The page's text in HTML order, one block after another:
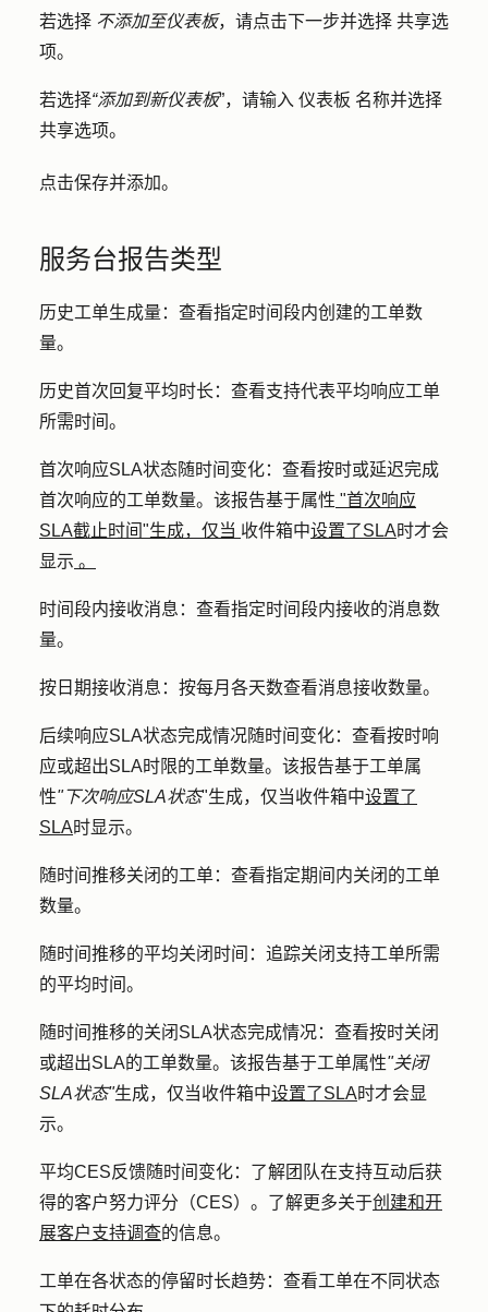
若选择 不添加至仪表板，请点击下一步并选择 共享选
项。
若选择“添加到新仪表板”，请输入 仪表板 名称并选择
共享选项。
点击保存并添加。
服务台报告类型
历史工单生成量： 查看指定时间段内创建的工单数
量。
历史首次回复平均时长： 查看支持代表平均响应工单
所需时间。
首次响应SLA状态随时间变化： 查看按时或延迟完成
首次响应的工单数量。该报告基于属性 "首次响应
SLA截止时间"生成，仅当 收件箱中设置了SLA时才会
显示 。
时间段内接收消息 ：查看指定时间段内接收的消息数
量。
按日期接收消息 ：按每月 各天数查看消息接收数量。
后续响应SLA状态完成情况随时间变化： 查看按时响
应或超出SLA时限的工单数量。该报告基于工单属
性"下次响应SLA状态"生成，仅当收件箱中设置了
SLA时显示。
随时间推移关闭的工单：查看指定期间内关闭的工单
数量。
随时间推移的平均关闭时间： 追踪关闭支持工单所需
的平均时间。
随时间推移的关闭SLA状态完成情况： 查看按时关闭
或超出SLA的工单数量。该报告基于工单属性"关闭
SLA状态"生成，仅当收件箱中设置了SLA时才会显
示。
平均CES反馈随时间变化： 了解团队在支持互动后获
得的客户努力评分（CES）。了解更多关于创建和开
展客户支持调查的信息。
工单在各状态的停留时长趋势： 查看工单在不同状态